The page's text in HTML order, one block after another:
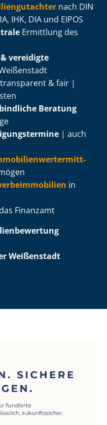
nach DIN
IHK, DIA und EIPOS
Ermittlung des
vereidigte
& fair |
Beratung
| auch
in
Finanzamt
Weißenstadt